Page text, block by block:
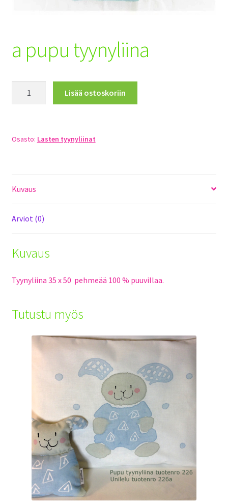
Registration
a pupu tyynyliina
Lisää ostoskoriin
Osasto: Lasten tyynyliinat
Kuvaus
Arviot (0)
Kuvaus
Tyynyliina 35 x 50 pehmeää 100 % puuvillaa.
Tutustu myös